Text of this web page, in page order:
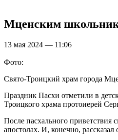
Мценским
13 мая 2024 — 11:06
Фото:
Свято-Троицкий храм города
Праздник Пасхи отметили в
Троицкого храма протоиерей
После пасхального приветствия
апостолах. И, конечно,